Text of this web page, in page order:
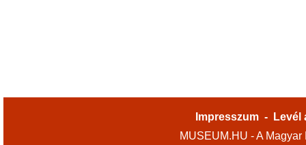
Impresszum -
Levél
MUSEUM.HU - A